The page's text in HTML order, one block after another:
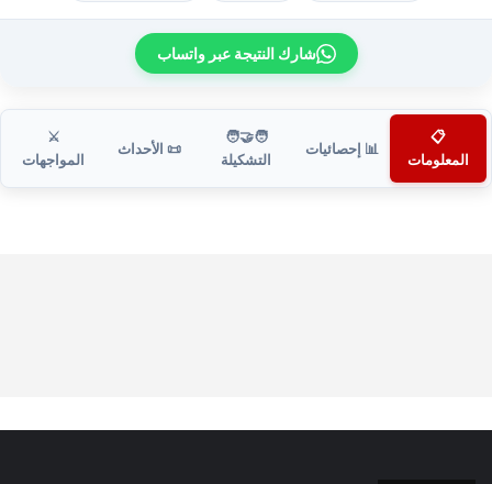
شارك النتيجة عبر واتساب
📋
المعلومات
📊 إحصائيات
🧑‍🤝‍🧑
التشكيلة
📜 الأحداث
⚔️
المواجهات